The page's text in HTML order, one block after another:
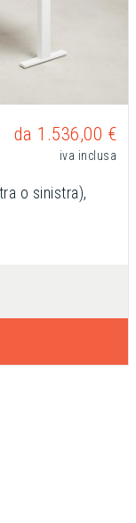
da 1.536,00 €
iva inclusa
o sinistra),